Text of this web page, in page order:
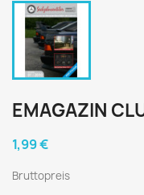
EMAGAZIN
1,99 €
Bruttopreis